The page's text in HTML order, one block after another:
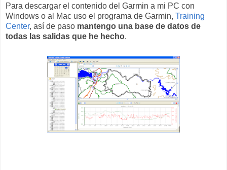
Para descargar el contenido del Garmin a mi PC con
Windows o al Mac uso el programa de Garmin, Training
Center, así de paso mantengo una base de datos de
todas las salidas que he hecho.